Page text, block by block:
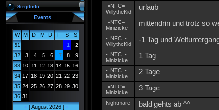
Scriptinfo
Events
W M D M D F S
S
31
1
2
32
3 4 5 6 7 8
9
33 10 11 12 13 14 15 16
34 17 18 19 20 21 22 23
35 24 25 26 27 28 29 30
36 31
<[ August 2026 ] >
-=NFC=-
WillytheKid
urlaub
-=NTC=-
Minizicke
mittendrin und trotz so
-=NFC=-
WillytheKid
-1 Tag und
-=NTC=-
Minizicke
1 Tag
-=NTC=-
Minizicke
2 Tage
-=NTC=-
Minizicke
3 Tage
Nightmare bald gehts ab ^^